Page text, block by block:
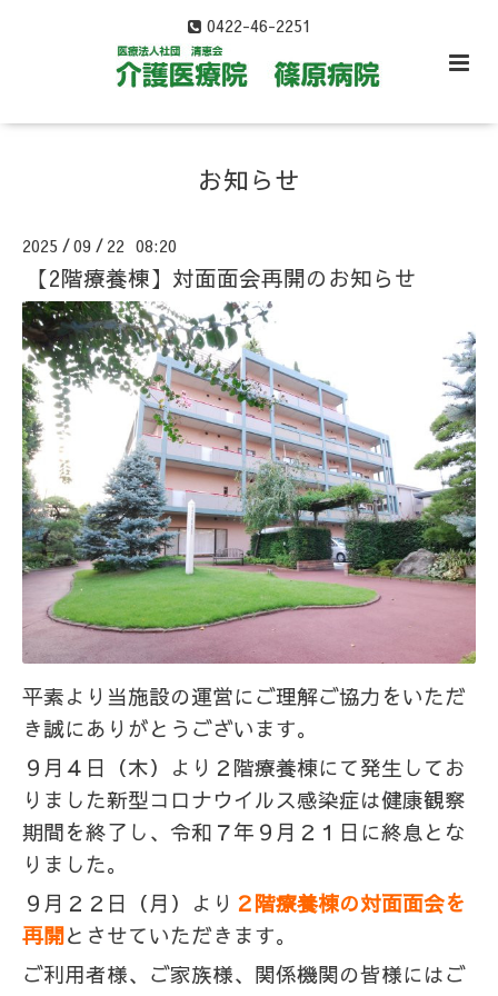
0422-46-2251
お知らせ
2025 /09 / 22 08:20
【2階療養棟】対面面会再開のお知らせ
平素より当施設の運営にご理解ご協力をいただ
き誠にありがとうございます。
９月４日（木）より２階療養棟にて発生してお
りました新型コロナウイルス感染症は健康観察
期間を終了し、令和７年９月２１日に終息とな
りました。
９月２２日（月）より ２階療養棟の対面面会を
再開とさせていただきます。
ご利用者様、ご家族様、関係機関の皆様にはご